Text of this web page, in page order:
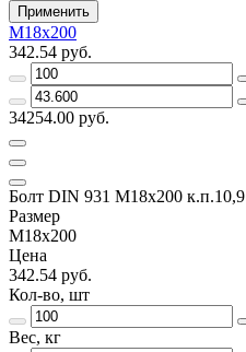
Применить
М18х200
342.54 руб.
34254.00 руб.
Болт DIN 931 М18х200 к.п.10,9
Размер
М18х200
Цена
342.54 руб.
Кол-во, шт
Вес, кг